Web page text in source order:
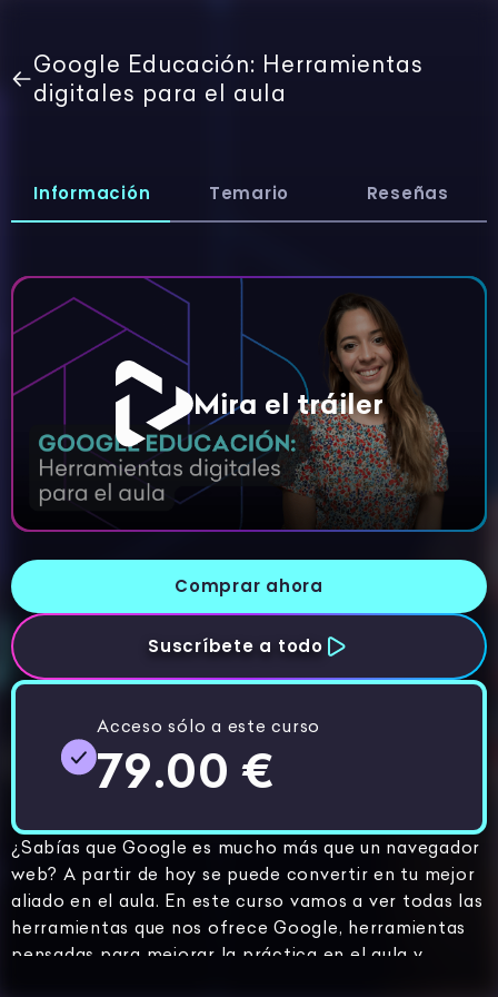
Google Educación: Herramientas
digitales para el aula
Información Temario Reseñas
¿Sabías que Google es mucho más que un navegador
web? A partir de hoy se puede convertir en tu mejor
aliado en el aula. En este curso vamos a ver todas las
herramientas que nos ofrece Google, herramientas
pensadas para mejorar la práctica en el aula y
Mira el tráiler
Comprar ahora
Suscríbete a todo
Acceso sólo a este curso
79.00 €